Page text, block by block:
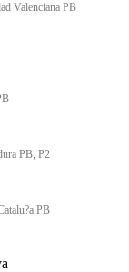
Valenciana PB
PB, P2
PB